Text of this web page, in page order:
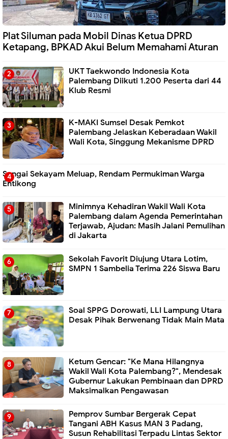
Plat Siluman pada Mobil Dinas Ketua DPRD
Ketapang, BPKAD Akui Belum Memahami Aturan
UKT Taekwondo Indonesia Kota
Palembang Diikuti 1.200 Peserta dari 44
Klub Resmi
K-MAKI Sumsel Desak Pemkot
Palembang Jelaskan Keberadaan Wakil
Wali Kota, Singgung Mekanisme DPRD
Sungai Sekayam Meluap, Rendam Permukiman Warga
Entikong
Minimnya Kehadiran Wakil Wali Kota
Palembang dalam Agenda Pemerintahan
Terjawab, Ajudan: Masih Jalani Pemulihan
di Jakarta
Sekolah Favorit Diujung Utara Lotim,
SMPN 1 Sambelia Terima 226 Siswa Baru ‎
Soal SPPG Dorowati, LLI Lampung Utara
Desak Pihak Berwenang Tidak Main Mata
Ketum Gencar: "Ke Mana Hilangnya
Wakil Wali Kota Palembang?", Mendesak
Gubernur Lakukan Pembinaan dan DPRD
Maksimalkan Pengawasan
Pemprov Sumbar Bergerak Cepat
Tangani ABH Kasus MAN 3 Padang,
Susun Rehabilitasi Terpadu Lintas Sektor